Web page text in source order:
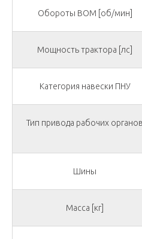
Обороты ВОМ [об/мин]
Мощность трактора [лс]
Категория навески ПНУ
Тип привода рабочих органов
Шины
Масса [кг]